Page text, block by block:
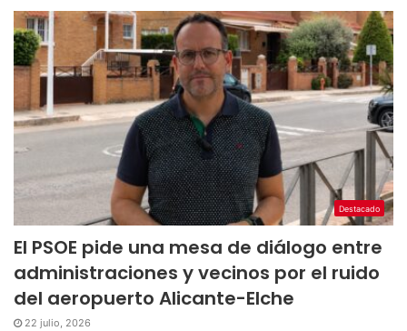
Destacado
El PSOE pide una mesa de diálogo entre
administraciones y vecinos por el ruido
del aeropuerto Alicante-Elche
22 julio, 2026